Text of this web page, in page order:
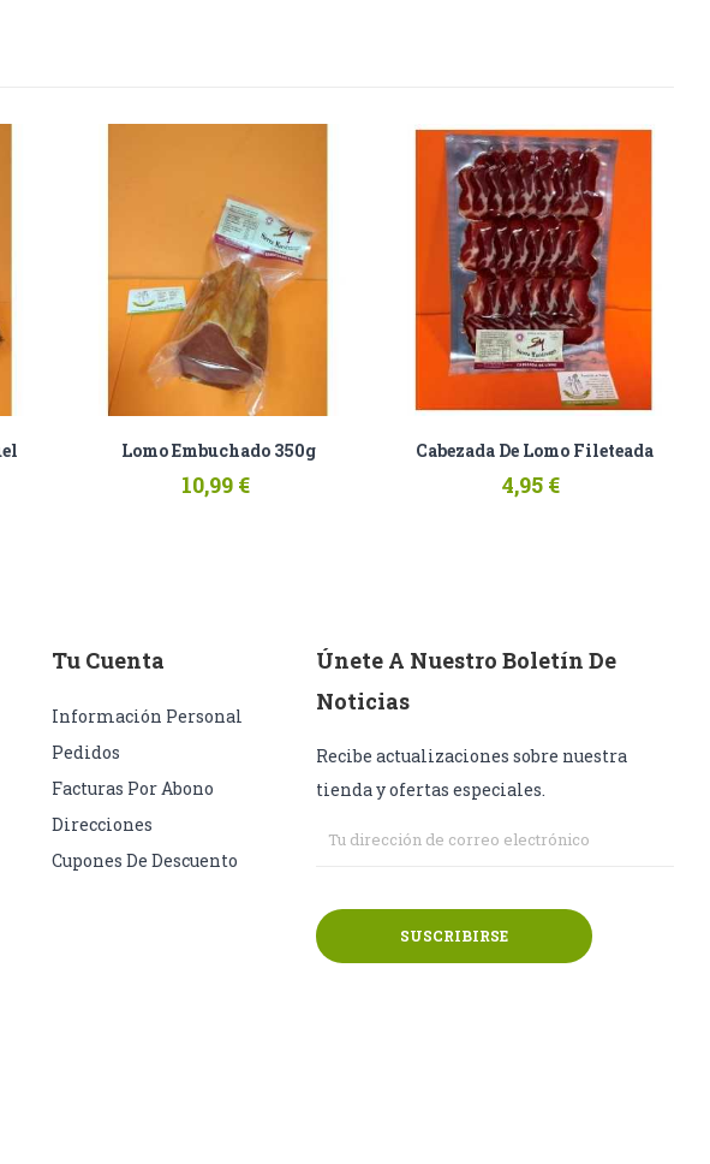
Lomo Embuchado 350g
10,99 €
Cabezada De Lomo Fileteada
4,95 €
Tu Cuenta
Información Personal
Pedidos
Facturas Por Abono
Direcciones
Cupones De Descuento
Únete A Nuestro Boletín De
Noticias
Recibe actualizaciones sobre nuestra
tienda y ofertas especiales.
SUSCRIBIRSE